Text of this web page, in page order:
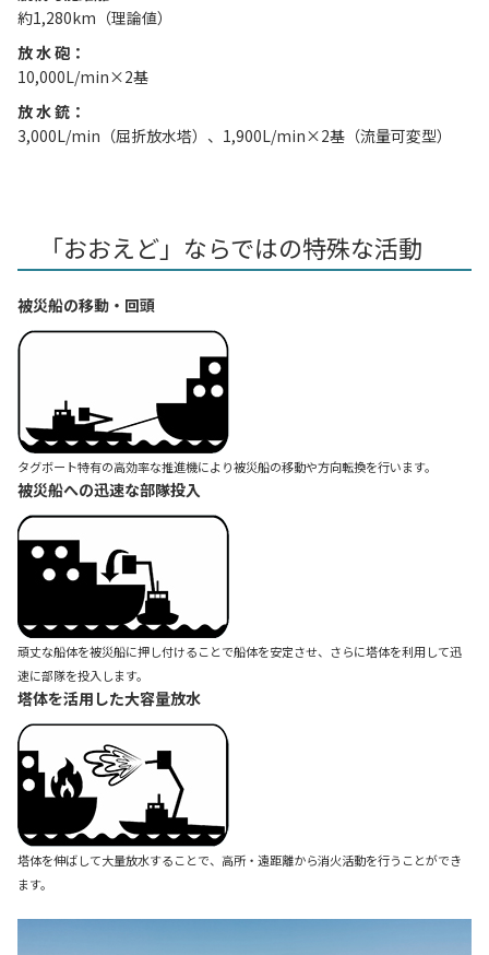
約1,280km（理論値）
放 水 砲：
10,000L/min×2基
放 水 銃：
3,000L/min（屈折放水塔）、1,900L/min×2基（流量可変型）
「おおえど」ならではの特殊な活動
被災船の移動・回頭
タグボート特有の高効率な推進機により被災船の移動や方向転換を行います。
被災船への迅速な部隊投入
頑丈な船体を被災船に押し付けることで船体を安定させ、さらに塔体を利用して迅
速に部隊を投入します。
塔体を活用した大容量放水
塔体を伸ばして大量放水することで、高所・遠距離から消火活動を行うことができ
ます。